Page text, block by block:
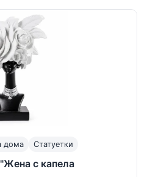
дома Статуетки
с капела